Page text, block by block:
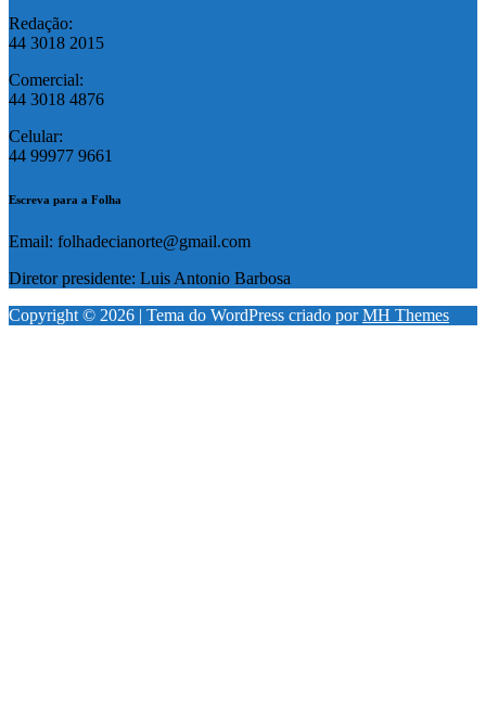
Redação:
44 3018 2015
Comercial:
44 3018 4876
Celular:
44 99977 9661
Escreva para a Folha
Email: folhadecianorte@gmail.com
Diretor presidente: Luis Antonio Barbosa
Copyright © 2026 | Tema do WordPress criado porMH Themes